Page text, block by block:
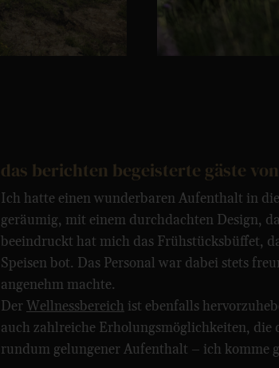
das berichten begeisterte gäste
Ich hatte einen wunderbaren Aufenthalt in
geräumig, mit einem durchdachten Design,
beeindruckt hat mich das Frühstücksbüffet,
Speisen bot. Das Personal war dabei stets
angenehm machte.
DerWellnessbereich ist ebenfalls
auch zahlreiche Erholungsmöglichkeiten,
rundum gelungener Aufenthalt – ich komme